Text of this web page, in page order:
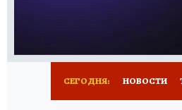
СЕГОДНЯ: НОВОСТИ